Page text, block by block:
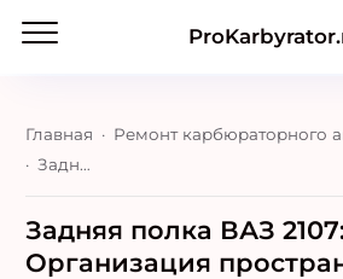
Главная
Ремонт карбюраторного
Задняя полка ВАЗ 2107: Организация пространства в салоне
Задняя полка ВАЗ
Организация